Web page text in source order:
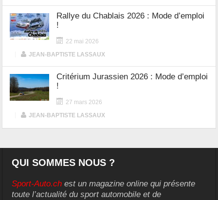
Rallye du Chablais 2026 : Mode d’emploi
!
22 mai 2026
JEAN-BAPTISTE LASSAUX
Critérium Jurassien 2026 : Mode d’emploi
!
27 mars 2026
JEAN-BAPTISTE LASSAUX
QUI SOMMES NOUS ?
Sport-Auto.ch est un magazine online qui présente
toute l’actualité du sport automobile et de